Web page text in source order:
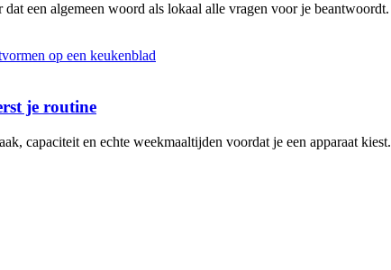
een algemeen woord als lokaal alle vragen voor je beantwoordt.
je routine
capaciteit en echte weekmaaltijden voordat je een apparaat kiest.